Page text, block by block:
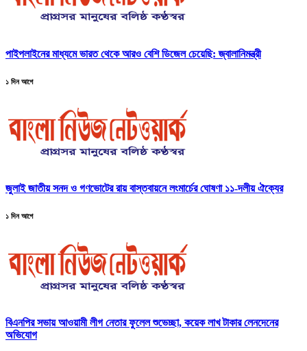
পাইপলাইনের মাধ্যমে ভারত থেকে আরও বেশি ডিজেল চেয়েছি: জ্বালানিমন্ত্রী
১ দিন আগে
জুলাই জাতীয় সনদ ও গণভোটের রায় বাস্তবায়নে লংমার্চের ঘোষণা ১১-দলীয় ঐক্যের
১ দিন আগে
বিএনপির সভায় আওয়ামী লীগ নেতার ফুলেল শুভেচ্ছা, কয়েক লাখ টাকার লেনদেনের
অভিযোগ